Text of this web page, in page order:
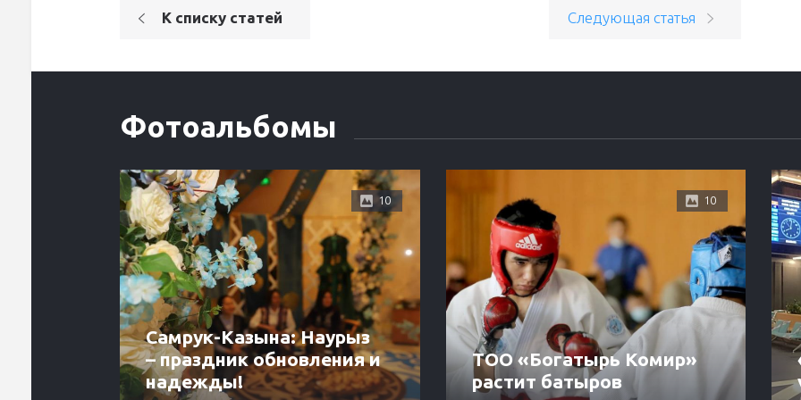
К списку статей Следующая статья
Фотоальбомы
10
Самрук-Казына: Наурыз
– праздник обновления и
надежды!
10
ТОО «Богатырь Комир»
растит батыров